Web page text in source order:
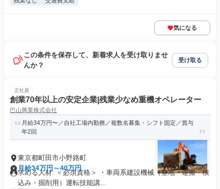
気になる
この条件を保存して、新着求人を受け取りませ
んか？
受け取る
正社員
創業70年以上の安定企業|残業少なめ重機オペレーター
巴山興業株式会社
月給34万円〜／自社工場内勤務／複数名募集・シフト固定／賞与
年2回
東京都町田市小野路町
月給34万円～40万円
求める人材: ＜必須資格＞ ・車両系建設機械（整地・運搬・積
込み・掘削用）運転技能講...